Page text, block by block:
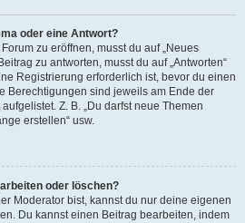
oder eine Antwort?
zu eröffnen, musst du auf „Neues
zu antworten, musst du auf „Antworten“
Registrierung erforderlich ist, bevor du einen
Berechtigungen sind jeweils am Ende der
Z. B. „Du darfst neue Themen
erstellen“ usw.
oder löschen?
Moderator bist, kannst du nur deine eigenen
Du kannst einen Beitrag bearbeiten, indem